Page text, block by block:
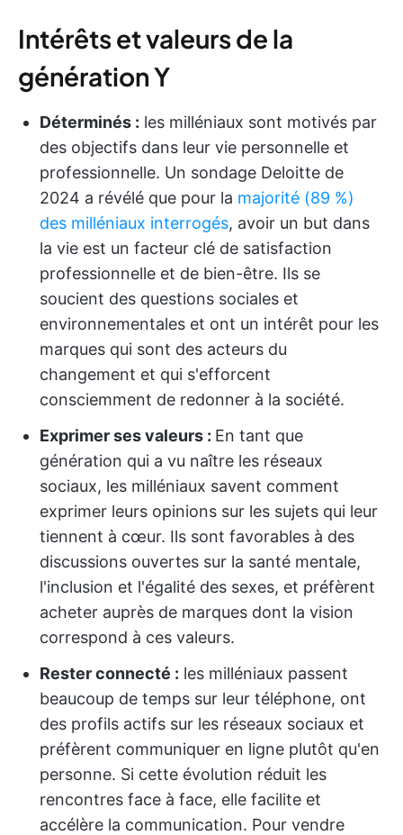
Intérêts et valeurs de la
génération Y
Déterminés : les milléniaux sont motivés par
des objectifs dans leur vie personnelle et
professionnelle. Un sondage Deloitte de
2024 a révélé que pour la majorité (89 %)
des milléniaux interrogés, avoir un but dans
la vie est un facteur clé de satisfaction
professionnelle et de bien-être. Ils se
soucient des questions sociales et
environnementales et ont un intérêt pour les
marques qui sont des acteurs du
changement et qui s'efforcent
consciemment de redonner à la société.
Exprimer ses valeurs : En tant que
génération qui a vu naître les réseaux
sociaux, les milléniaux savent comment
exprimer leurs opinions sur les sujets qui leur
tiennent à cœur. Ils sont favorables à des
discussions ouvertes sur la santé mentale,
l'inclusion et l'égalité des sexes, et préfèrent
acheter auprès de marques dont la vision
correspond à ces valeurs.
Rester connecté : les milléniaux passent
beaucoup de temps sur leur téléphone, ont
des profils actifs sur les réseaux sociaux et
préfèrent communiquer en ligne plutôt qu'en
personne. Si cette évolution réduit les
rencontres face à face, elle facilite et
accélère la communication. Pour vendre